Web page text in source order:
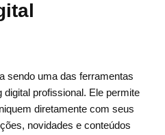
sendo uma das ferramentas
profissional. Ele permite
diretamente com seus
novidades e conteúdos